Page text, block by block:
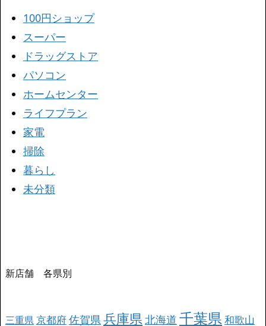
100円ショップ
スーパー
ドラッグストア
パソコン
ホームセンター
ライフプラン
家電
掃除
暮らし
未分類
新店舗 各県別
三重県京都府佐賀県兵庫県北海道 千葉県和歌山